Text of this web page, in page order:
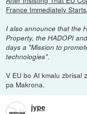
France Immediately
I also announce that the
Property, the HADOPI
days a "Mission to
technologies".
V EU bo AI kmalu zbrisal
pa Makrona.
jype